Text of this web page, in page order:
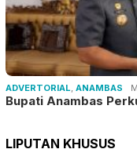
ADVERTORIAL, ANAMBAS
Bupati Anambas
LIPUTAN KHUSUS